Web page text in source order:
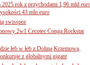
2025 rok z przychodami 1,96 mld
43 mln euro
swisspor
2w1 Cecotec Conga Rockstar
łeb w łeb z Doliną Krzemową.
z globalnymi gigant